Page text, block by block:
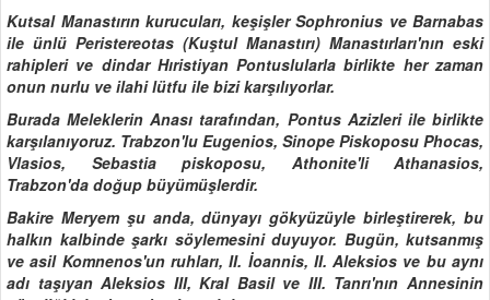
Kutsal Manastırın kurucuları, keşişler Sophronius ve Barnabas
ile ünlü Peristereotas (Kuştul Manastırı) Manastırları'nın eski
rahipleri ve dindar Hıristiyan Pontuslularla birlikte her zaman
onun nurlu ve ilahi lütfu ile bizi karşılıyorlar.
Burada Meleklerin Anası tarafından, Pontus Azizleri ile birlikte
karşılanıyoruz. Trabzon'lu Eugenios, Sinope Piskoposu Phocas,
Vlasios, Sebastia piskoposu, Athonite'li Athanasios,
Trabzon'da doğup büyümüşlerdir.
Bakire Meryem şu anda, dünyayı gökyüzüyle birleştirerek, bu
halkın kalbinde şarkı söylemesini duyuyor. Bugün, kutsanmış
ve asil Komnenos'un ruhları, II. İoannis, II. Aleksios ve bu aynı
adı taşıyan Aleksios III, Kral Basil ve III. Tanrı'nın Annesinin